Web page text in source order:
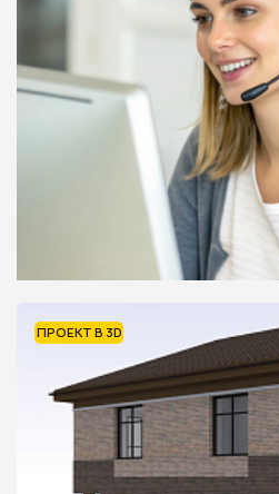
ПРОЕКТ В 3D